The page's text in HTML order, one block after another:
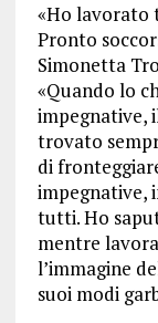
«Ho lavorato
Pronto
Simonetta
«Quando lo
impegnative,
trovato
di
impegnative,
tutti. Ho
mentre
l’immagine
suoi modi